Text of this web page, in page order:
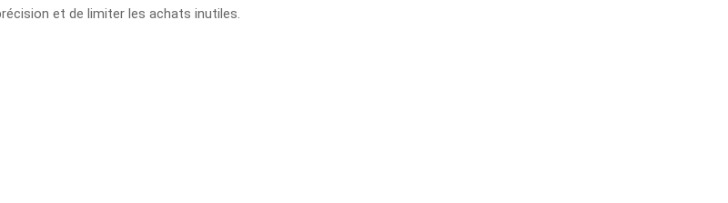
et de limiter les achats inutiles.